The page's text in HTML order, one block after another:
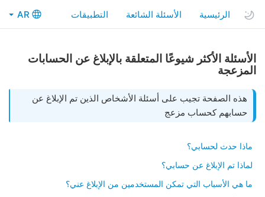
AR الرئيسية الأسئلة الشائعة التطبيقات
الأسئلة الأكثر شيوعًا المتعلقة بالإبلاغ عن الحسابات
المزعجة
هذه الصفحة تجيب على أسئلة الأشخاص الذين تم الإبلاغ عن
حسابهم كحساب مزعج
ماذا حدث لحسابي؟
لماذا تم الإبلاغ عن حسابي؟
ما هي الأسباب التي تمكن المستخدمين من الإبلاغ عني؟